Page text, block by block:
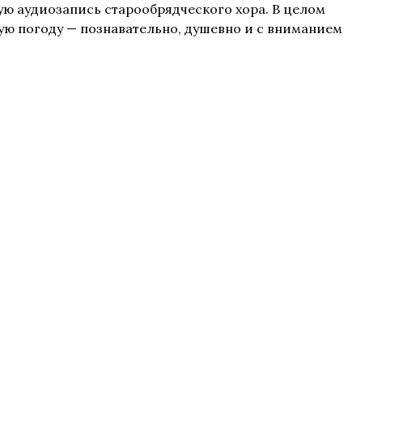
аудиозапись старообрядческого хора. В целом
погоду — познавательно, душевно и с вниманием